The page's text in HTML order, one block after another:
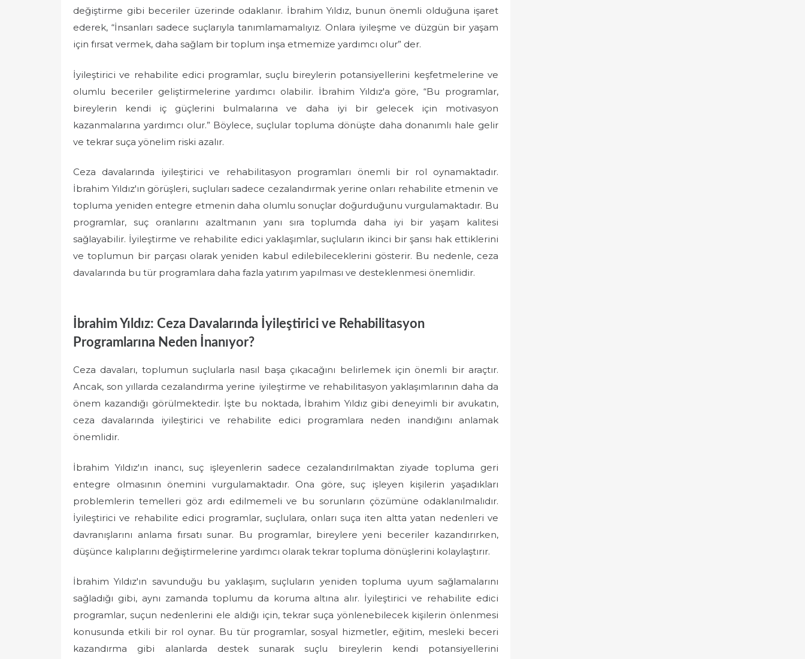
değiştirme gibi beceriler üzerinde odaklanır. İbrahim Yıldız, bunun önemli olduğuna işaret
ederek, “İnsanları sadece suçlarıyla tanımlamamalıyız. Onlara iyileşme ve düzgün bir yaşam
için fırsat vermek, daha sağlam bir toplum inşa etmemize yardımcı olur” der.
İyileştirici ve rehabilite edici programlar, suçlu bireylerin potansiyellerini keşfetmelerine ve
olumlu beceriler geliştirmelerine yardımcı olabilir. İbrahim Yıldız'a göre, “Bu programlar,
bireylerin kendi iç güçlerini bulmalarına ve daha iyi bir gelecek için motivasyon
kazanmalarına yardımcı olur.” Böylece, suçlular topluma dönüşte daha donanımlı hale gelir
ve tekrar suça yönelim riski azalır.
Ceza davalarında iyileştirici ve rehabilitasyon programları önemli bir rol oynamaktadır.
İbrahim Yıldız'ın görüşleri, suçluları sadece cezalandırmak yerine onları rehabilite etmenin ve
topluma yeniden entegre etmenin daha olumlu sonuçlar doğurduğunu vurgulamaktadır. Bu
programlar, suç oranlarını azaltmanın yanı sıra toplumda daha iyi bir yaşam kalitesi
sağlayabilir. İyileştirme ve rehabilite edici yaklaşımlar, suçluların ikinci bir şansı hak ettiklerini
ve toplumun bir parçası olarak yeniden kabul edilebileceklerini gösterir. Bu nedenle, ceza
davalarında bu tür programlara daha fazla yatırım yapılması ve desteklenmesi önemlidir.
İbrahim Yıldız: Ceza Davalarında İyileştirici ve Rehabilitasyon
Programlarına Neden İnanıyor?
Ceza davaları, toplumun suçlularla nasıl başa çıkacağını belirlemek için önemli bir araçtır.
Ancak, son yıllarda cezalandırma yerine iyileştirme ve rehabilitasyon yaklaşımlarının daha da
önem kazandığı görülmektedir. İşte bu noktada, İbrahim Yıldız gibi deneyimli bir avukatın,
ceza davalarında iyileştirici ve rehabilite edici programlara neden inandığını anlamak
önemlidir.
İbrahim Yıldız'ın inancı, suç işleyenlerin sadece cezalandırılmaktan ziyade topluma geri
entegre olmasının önemini vurgulamaktadır. Ona göre, suç işleyen kişilerin yaşadıkları
problemlerin temelleri göz ardı edilmemeli ve bu sorunların çözümüne odaklanılmalıdır.
İyileştirici ve rehabilite edici programlar, suçlulara, onları suça iten altta yatan nedenleri ve
davranışlarını anlama fırsatı sunar. Bu programlar, bireylere yeni beceriler kazandırırken,
düşünce kalıplarını değiştirmelerine yardımcı olarak tekrar topluma dönüşlerini kolaylaştırır.
İbrahim Yıldız'ın savunduğu bu yaklaşım, suçluların yeniden topluma uyum sağlamalarını
sağladığı gibi, aynı zamanda toplumu da koruma altına alır. İyileştirici ve rehabilite edici
programlar, suçun nedenlerini ele aldığı için, tekrar suça yönlenebilecek kişilerin önlenmesi
konusunda etkili bir rol oynar. Bu tür programlar, sosyal hizmetler, eğitim, mesleki beceri
kazandırma gibi alanlarda destek sunarak suçlu bireylerin kendi potansiyellerini